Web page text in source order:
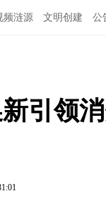
频涟源 文明创建 公
引领